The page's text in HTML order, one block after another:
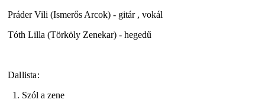
Práder Vili (Ismerős Arcok) - gitár , vokál
Tóth Lilla (Törköly Zenekar) - hegedű
Dallista:
1. Szól a zene